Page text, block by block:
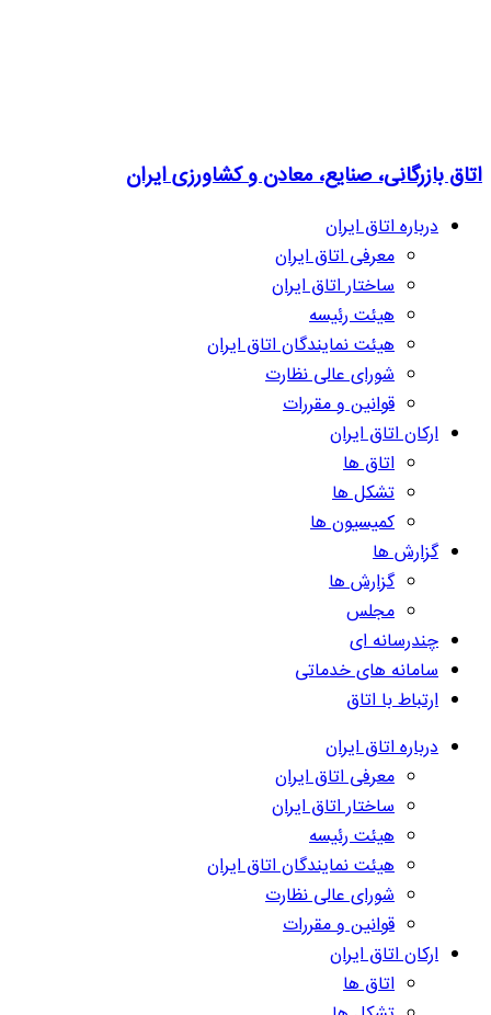
اتاق بازرگانی، صنایع، معادن و کشاورزی ایران
درباره اتاق ایران
معرفی اتاق ایران
ساختار اتاق ایران
هیئت رئیسه
هیئت نمایندگان اتاق ایران
شورای عالی نظارت
قوانین و مقررات
ارکان اتاق ایران
اتاق ها
تشکل ها
کمیسیون ها
گزارش ها
گزارش ها
مجلس
چندرسانه ای
سامانه های خدماتی
ارتباط با اتاق
درباره اتاق ایران
معرفی اتاق ایران
ساختار اتاق ایران
هیئت رئیسه
هیئت نمایندگان اتاق ایران
شورای عالی نظارت
قوانین و مقررات
ارکان اتاق ایران
اتاق ها